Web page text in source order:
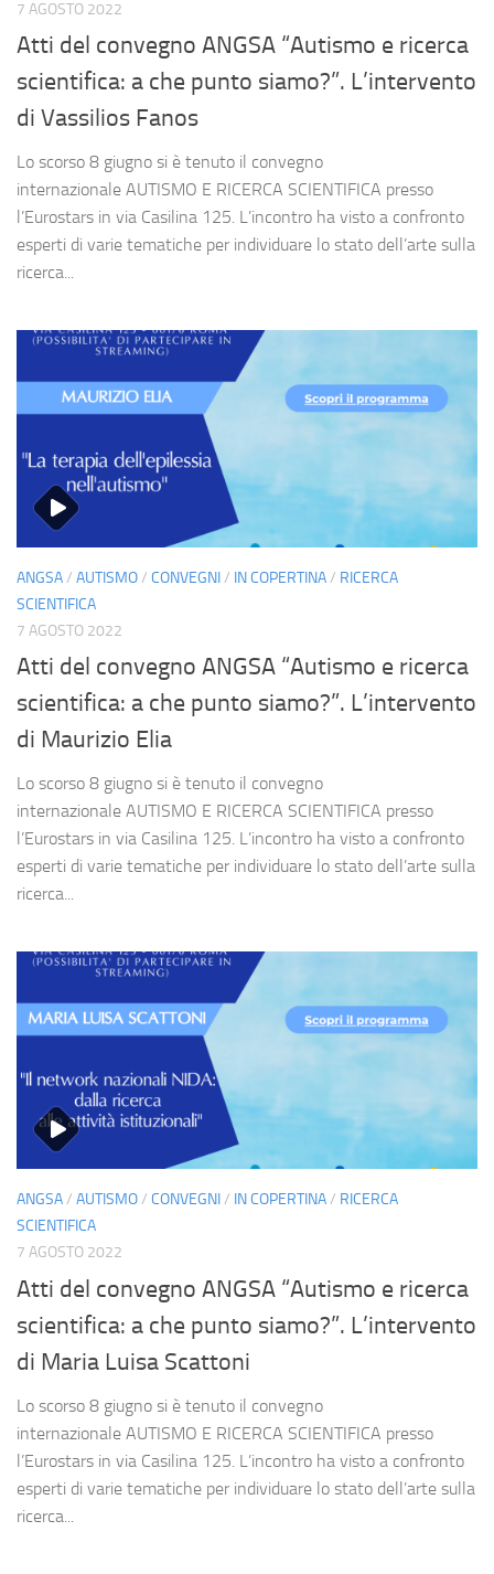
7 AGOSTO 2022
Atti del convegno ANGSA “Autismo e ricerca
scientifica: a che punto siamo?”. L’intervento
di Vassilios Fanos
Lo scorso 8 giugno si è tenuto il convegno
internazionale AUTISMO E RICERCA SCIENTIFICA presso
l’Eurostars in via Casilina 125. L’incontro ha visto a confronto
esperti di varie tematiche per individuare lo stato dell’arte sulla
ricerca...
ANGSA/ AUTISMO/ CONVEGNI/ IN COPERTINA/ RICERCA
SCIENTIFICA
7 AGOSTO 2022
Atti del convegno ANGSA “Autismo e ricerca
scientifica: a che punto siamo?”. L’intervento
di Maurizio Elia
Lo scorso 8 giugno si è tenuto il convegno
internazionale AUTISMO E RICERCA SCIENTIFICA presso
l’Eurostars in via Casilina 125. L’incontro ha visto a confronto
esperti di varie tematiche per individuare lo stato dell’arte sulla
ricerca...
ANGSA/ AUTISMO/ CONVEGNI/ IN COPERTINA/ RICERCA
SCIENTIFICA
7 AGOSTO 2022
Atti del convegno ANGSA “Autismo e ricerca
scientifica: a che punto siamo?”. L’intervento
di Maria Luisa Scattoni
Lo scorso 8 giugno si è tenuto il convegno
internazionale AUTISMO E RICERCA SCIENTIFICA presso
l’Eurostars in via Casilina 125. L’incontro ha visto a confronto
esperti di varie tematiche per individuare lo stato dell’arte sulla
ricerca...